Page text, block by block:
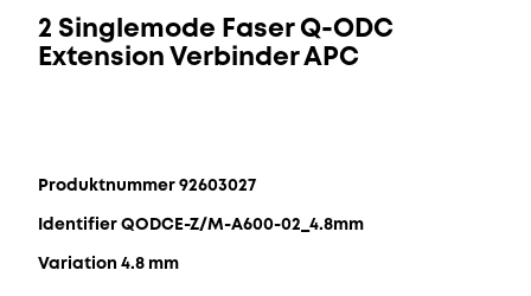
2 Singlemode Faser Q-ODC
Extension Verbinder APC
Produktnummer 92603027
Identifier QODCE-Z/M-A600-02_4.8mm
Variation 4.8 mm